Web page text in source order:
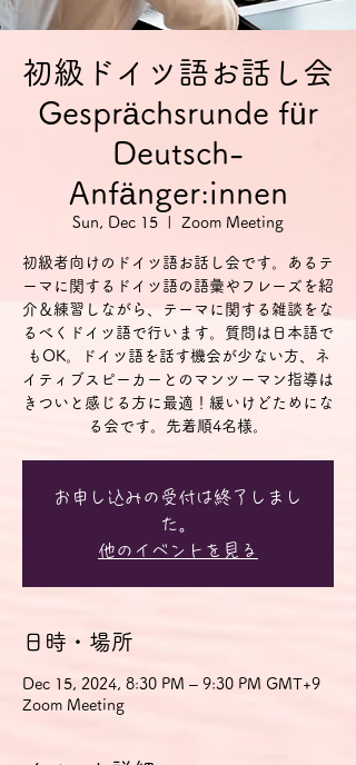
初級ドイツ語お話し会
Gesprächsrunde für
Deutsch-
Anfänger:innen
Sun, Dec 15 Zoom Meeting
初級者向けのドイツ語お話し会です。あるテ
ーマに関するドイツ語の語彙やフレーズを紹
介＆練習しながら、テーマに関する雑談をな
るべくドイツ語で行います。質問は日本語で
もOK。ドイツ語を話す機会が少ない方、ネ
イティブスピーカーとのマンツーマン指導は
きついと感じる方に最適！緩いけどためにな
る会です。先着順4名様。
お申し込みの受付は終了しまし
た。
他のイベントを見る
日時・場所
Dec 15, 2024, 8:30 PM – 9:30 PM GMT+9
Zoom Meeting